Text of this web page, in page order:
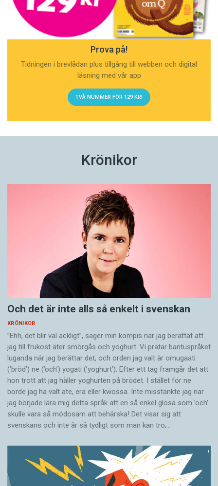
Prova på!
Tidningen i brevlådan plus tillgång till webben och digital
läsning med vår app
TVÅ NUMMER FÖR 129 KR!
Krönikor
Och det är inte alls så enkelt i svenskan
KRÖNIKOR
”Ehh, det blir väl äckligt”, säger min kompis när jag berättat att
jag till frukost äter smörgås och yoghurt. Vi pratar bantuspråket
luganda när jag berättar det, och orden jag valt är omugaati
(’bröd’) ne (’och’) yogati (’yoghurt’). Efter ett tag framgår det att
hon trott att jag häller yoghurten på brödet. I stället för ne
borde jag ha valt ate, era eller kwossa. Inte misstänkte jag när
jag började lära mig detta språk att en så enkel glosa som ’och’
skulle vara så mödosam att behärska! Det visar sig att
svenskans och inte är så tydligt som man kan tro;…